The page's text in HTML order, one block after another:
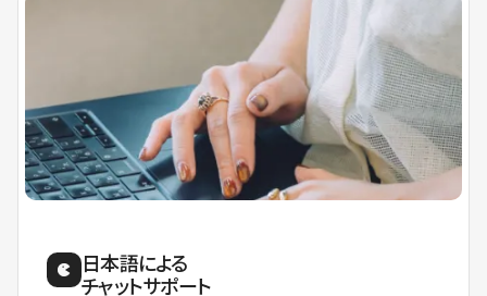
日本語による
チャットサポート